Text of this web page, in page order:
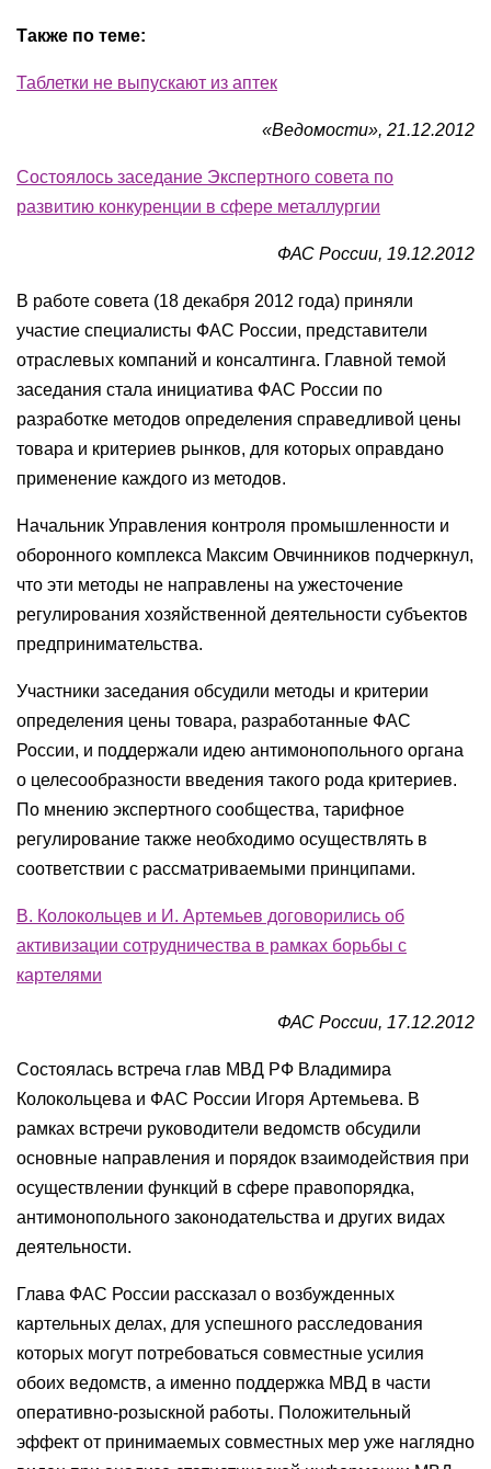
Также по теме:
Таблетки не выпускают из аптек
«Ведомости», 21.12.2012
Состоялось заседание Экспертного совета по
развитию конкуренции в сфере металлургии
ФАС России, 19.12.2012
В работе совета (18 декабря 2012 года) приняли
участие специалисты ФАС России, представители
отраслевых компаний и консалтинга. Главной темой
заседания стала инициатива ФАС России по
разработке методов определения справедливой цены
товара и критериев рынков, для которых оправдано
применение каждого из методов.
Начальник Управления контроля промышленности и
оборонного комплекса Максим Овчинников подчеркнул,
что эти методы не направлены на ужесточение
регулирования хозяйственной деятельности субъектов
предпринимательства.
Участники заседания обсудили методы и критерии
определения цены товара, разработанные ФАС
России, и поддержали идею антимонопольного органа
о целесообразности введения такого рода критериев.
По мнению экспертного сообщества, тарифное
регулирование также необходимо осуществлять в
соответствии с рассматриваемыми принципами.
В. Колокольцев и И. Артемьев договорились об
активизации сотрудничества в рамках борьбы с
картелями
ФАС России, 17.12.2012
Состоялась встреча глав МВД РФ Владимира
Колокольцева и ФАС России Игоря Артемьева. В
рамках встречи руководители ведомств обсудили
основные направления и порядок взаимодействия при
осуществлении функций в сфере правопорядка,
антимонопольного законодательства и других видах
деятельности.
Глава ФАС России рассказал о возбужденных
картельных делах, для успешного расследования
которых могут потребоваться совместные усилия
обоих ведомств, а именно поддержка МВД в части
оперативно-розыскной работы. Положительный
эффект от принимаемых совместных мер уже наглядно